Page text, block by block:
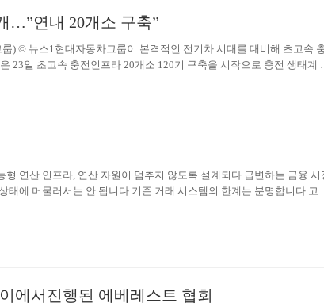
, 그리고 커뮤니티 중심의 따뜻한 분위기의 결과라는 것을 확인했습니
…”연내 20개소 구축”
) © 뉴스1현대자동차그룹이 본격적인 전기차 시대를 대비해 초고속
23일 초고속 충전인프라 20개소 120기 구축을 시작으로 충전 생태계 플
관된 모든 서비스를 쉽고 빠르게 제공한다. 앞으로 고객의 일상과 시간
형 연산 인프라, 연산 자원이 멈추지 않도록 설계되다 급변하는 금융 시
태에 머물러서는 안 됩니다.기존 거래 시스템의 한계는 분명합니다.고가
축했습니다.분산된 CPU·GPU·FPGA 등 다양한 연산 자원을하나의 통합
에서진행된 에베레스트 협회